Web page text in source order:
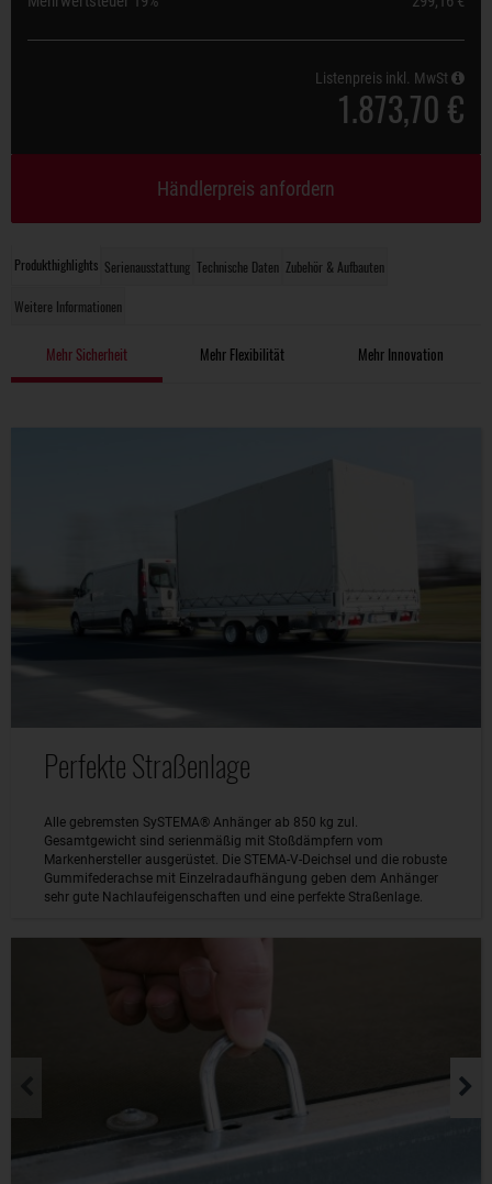
Produkthighlights Serienausstattung Technische Daten Zubehör & Aufbauten
Weitere Informationen
Mehr Sicherheit Mehr Flexibilität Mehr Innovation
Perfekte Straßenlage
Alle gebremsten SySTEMA® Anhänger ab 850 kg zul.
Gesamtgewicht sind serienmäßig mit Stoßdämpfern vom
Markenhersteller ausgerüstet. Die STEMA-V-Deichsel und die robuste
Gummifederachse mit Einzelradaufhängung geben dem Anhänger
sehr gute Nachlaufeigenschaften und eine perfekte Straßenlage.
Listenpreis inkl. MwSt
1.873,70 €
Händlerpreis anfordern